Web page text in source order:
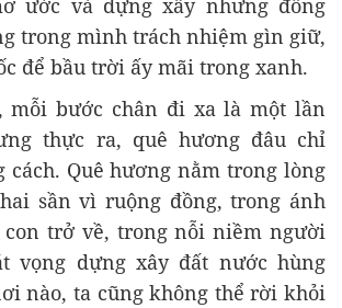
ước và dựng xây nhưng đồng
trong mình trách nhiệm gìn giữ,
để bầu trời ấy mãi trong xanh.
mỗi bước chân đi xa là một lần
thực ra, quê hương đâu chỉ
cách. Quê hương nằm trong lòng
sần vì ruộng đồng, trong ánh
trở về, trong nỗi niềm người
vọng dựng xây đất nước hùng
nào, ta cũng không thể rời khỏi